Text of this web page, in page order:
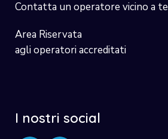
Contatta un operatore vicino a te
Area Riservata
agli operatori accreditati
I nostri social